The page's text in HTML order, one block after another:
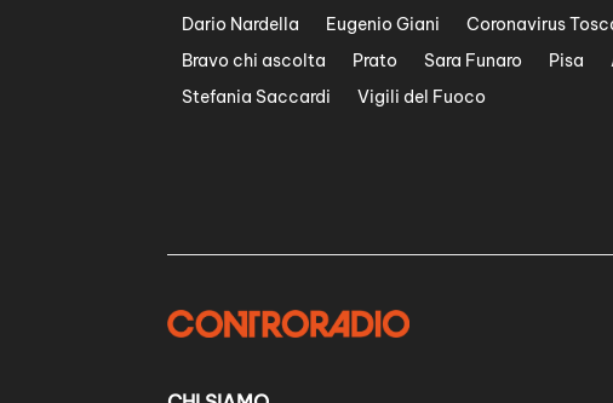
Dario Nardella
Eugenio Giani Coronavirus
Bravo chi ascolta
Prato Sara Funaro Pisa
Stefania Saccardi
Vigili del Fuoco